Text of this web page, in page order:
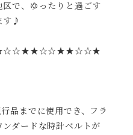
で、ゆったりと過ごす
す♪
品までに使用でき、フラ
ダードな時計ベルトが